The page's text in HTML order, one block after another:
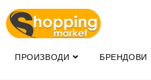
ПРОИЗВОДИ БРЕНДОВИ